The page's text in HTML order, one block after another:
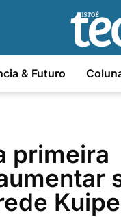
& Futuro
primeira